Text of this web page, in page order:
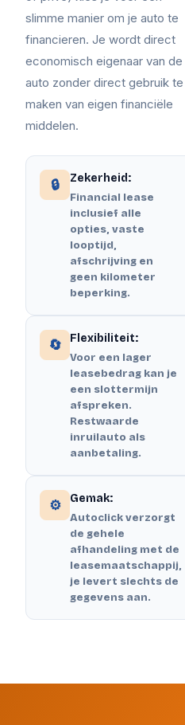
slimme manier om je auto te
financieren. Je wordt direct
economisch eigenaar van de
auto zonder direct gebruik te
maken van eigen financiële
middelen.
🔒 Zekerheid:
Financial lease
inclusief alle
opties, vaste
looptijd,
afschrijving en
geen kilometer
beperking.
🔄 Flexibiliteit:
Voor een lager
leasebedrag kan je
een slottermijn
afspreken.
Restwaarde
inruilauto als
aanbetaling.
⚙️ Gemak:
Autoclick verzorgt
de gehele
afhandeling met de
leasemaatschappij,
je levert slechts de
gegevens aan.